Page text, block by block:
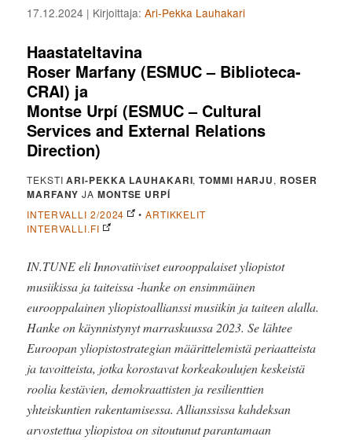
17.12.2024 | Kirjoittaja:Ari-Pekka Lauhakari
Haastateltavina
Roser Marfany (ESMUC – Biblioteca-
CRAI) ja
Montse Urpí (ESMUC – Cultural
Services and External Relations
Direction)
TEKSTIARI-PEKKA LAUHAKARI,TOMMI HARJU, ROSER
MARFANY JA MONTSE URPÍ
INTERVALLI 2/2024 • ARTIKKELIT
INTERVALLI.FI
IN.TUNE eli Innovatiiviset eurooppalaiset yliopistot
musiikissa ja taiteissa -hanke on ensimmäinen
eurooppalainen yliopistoallianssi musiikin ja taiteen alalla.
Hanke on käynnistynyt marraskuussa 2023. Se lähtee
Euroopan yliopistostrategian määrittelemistä periaatteista
ja tavoitteista, jotka korostavat korkeakoulujen keskeistä
roolia kestävien, demokraattisten ja resilienttien
yhteiskuntien rakentamisessa. Allianssissa kahdeksan
arvostettua yliopistoa on sitoutunut parantamaan